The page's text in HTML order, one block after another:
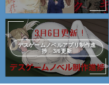
デスゲームノベルアプリ制作進
捗 3/6更新